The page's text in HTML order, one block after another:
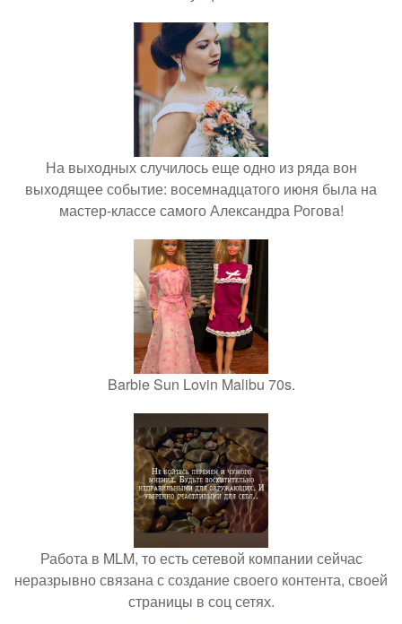
На выходных случилось еще одно из ряда вон
выходящее событие: восемнадцатого июня была на
мастер-классе самого Александра Рогова!
Barbie Sun Lovin Malibu 70s.
Работа в MLM, то есть сетевой компании сейчас
неразрывно связана с создание своего контента, своей
страницы в соц сетях.